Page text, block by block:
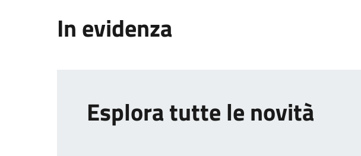
In evidenza
Esplora tutte le novità